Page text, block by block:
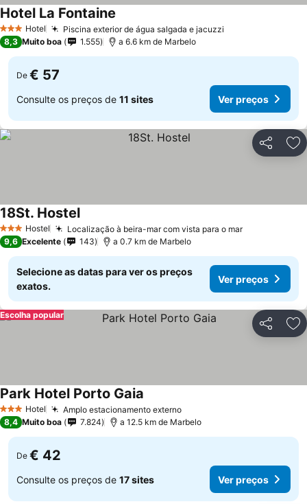
3 EstrelasHotel Piscina exterior de água salgada e jacuzzi
Hotel La Fontaine
8,3 Muito boa 1.555 a 6.6 km de Marbelo
De € 57
Consulte os preços de 11 sites Ver preços
Partilhar
3 EstrelasHostel Localização à beira-mar com vista para o mar
18St. Hostel
9,6 Excelente 143 a 0.7 km de Marbelo
Selecione as datas para ver os preços
exatos.
Ver preços
Partilhar
Escolha popular
3 EstrelasHotel Amplo estacionamento externo
Park Hotel Porto Gaia
8,4 Muito boa 7.824 a 12.5 km de Marbelo
De € 42
Consulte os preços de 17 sites Ver preços